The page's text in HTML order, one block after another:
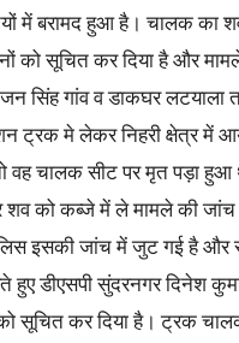
में बरामद हुआ है। चालक
को सूचित कर दिया है और
सिंह गांव व डाकघर
ट्रक मे लेकर निहरी क्षेत्र
वह चालक सीट पर मृत पड़ा हुआ
को कब्जे में ले मामले की
इसकी जांच में जुट गई है और
हुए डीएसपी सुंदरनगर दिनेश
सूचित कर दिया है। ट्रक